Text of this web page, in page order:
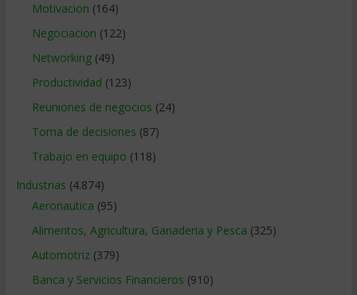
Motivacion (164)
Negociacion (122)
Networking(49)
Productividad (123)
Reuniones de negocios (24)
Toma de decisiones (87)
Trabajo en equipo (118)
Industrias (4.874)
Aeronautica (95)
Alimentos, Agricultura, Ganaderia y Pesca (325)
Automotriz(379)
Banca y Servicios Financieros (910)